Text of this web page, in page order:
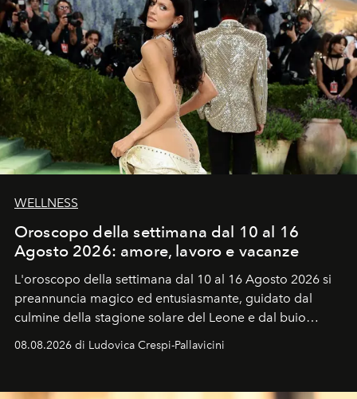
WELLNESS
Oroscopo della settimana dal 10 al 16
Agosto 2026: amore, lavoro e vacanze
L'oroscopo della settimana dal 10 al 16 Agosto 2026 si
preannuncia magico ed entusiasmante, guidato dal
culmine della stagione solare del Leone e dal buio
ideale per la notte delle Perseidi.
08.08.2026 di Ludovica Crespi-Pallavicini